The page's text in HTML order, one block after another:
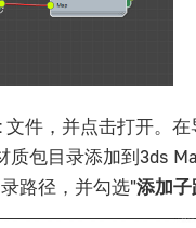
文件，并点击打开。在
质包目录添加到3ds
路径，并勾选"添加